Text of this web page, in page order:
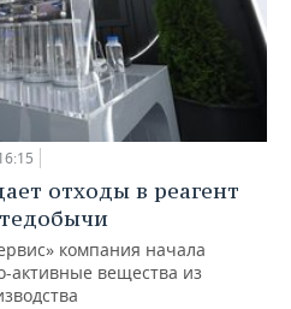
отходы в реагент
компания начала
активные вещества из